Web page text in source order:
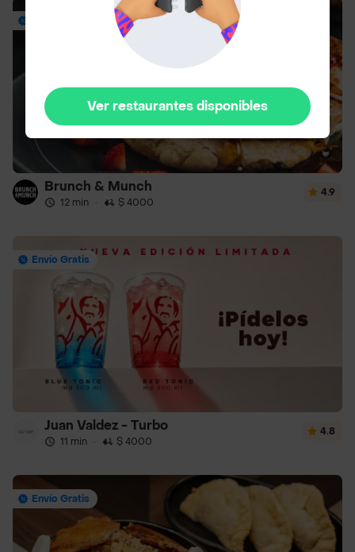
Brunch & Munch
12 min · $ 4000
4.9
Envío Gratis
Juan Valdez - Turbo
11 min · $ 4000
4.8
Envío Gratis
Ver restaurantes disponibles